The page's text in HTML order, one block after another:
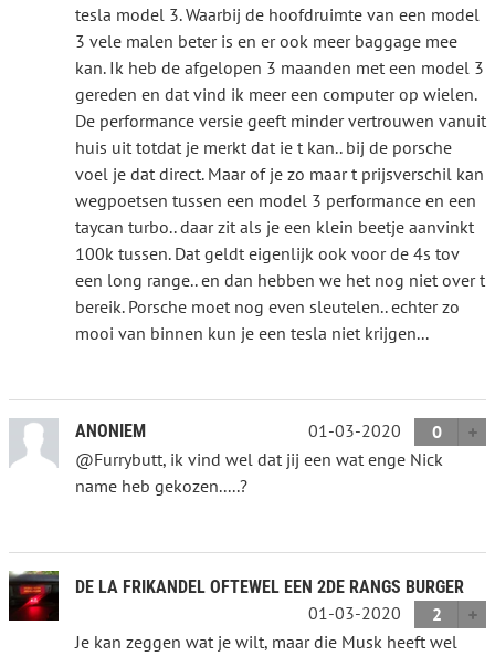
tesla model 3. Waarbij de hoofdruimte van een model
3 vele malen beter is en er ook meer baggage mee
kan. Ik heb de afgelopen 3 maanden met een model 3
gereden en dat vind ik meer een computer op wielen.
De performance versie geeft minder vertrouwen vanuit
huis uit totdat je merkt dat ie t kan.. bij de porsche
voel je dat direct. Maar of je zo maar t prijsverschil kan
wegpoetsen tussen een model 3 performance en een
taycan turbo.. daar zit als je een klein beetje aanvinkt
100k tussen. Dat geldt eigenlijk ook voor de 4s tov
een long range.. en dan hebben we het nog niet over t
bereik. Porsche moet nog even sleutelen.. echter zo
mooi van binnen kun je een tesla niet krijgen...
ANONIEM 01-03-2020
0
@Furrybutt, ik vind wel dat jij een wat enge Nick
name heb gekozen.....?
DE LA FRIKANDEL OFTEWEL EEN 2DE RANGS BURGER
01-03-2020
2
Je kan zeggen wat je wilt, maar die Musk heeft wel